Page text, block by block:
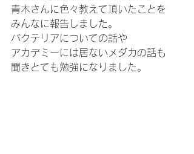
青木さんに色々教えて頂いたことを
みんなに報告しました。
バクテリアについての話や
アカデミーには居ないメダカの話も
聞きとても勉強になりました。